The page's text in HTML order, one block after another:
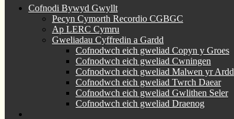
Cofnodi Bywyd Gwyllt
Pecyn Cymorth Recordio CGBGC
Ap LERC Cymru
Gweliadau Cyffredin a Gardd
Cofnodwch eich gweliad Copyn y Groes
Cofnodwch eich gweliad Cwningen
Cofnodwch eich gweliad Malwen yr Ardd
Cofnodwch eich gweliad Twrch Daear
Cofnodwch eich gweliad Gwlithen Seler
Cofnodwch eich gweliad Draenog